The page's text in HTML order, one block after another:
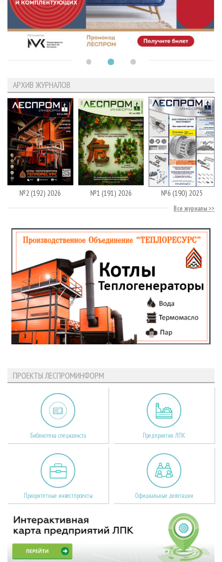
АРХИВ ЖУРНАЛОВ
№2 (192) 2026 №1 (191) 2026 №6 (190) 2025
Все журналы
ПРОЕКТЫ ЛЕСПРОМИНФОРМ
Библиотека специалиста Предприятия ЛПК
Приоритетные инвестпроекты Официальные делегации